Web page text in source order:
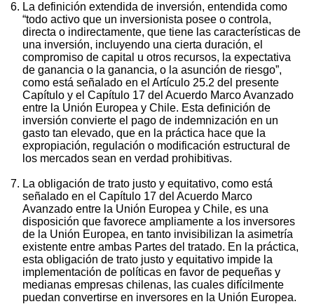
La definición extendida de inversión, entendida como
“todo activo que un inversionista posee o controla,
directa o indirectamente, que tiene las características de
una inversión, incluyendo una cierta duración, el
compromiso de capital u otros recursos, la expectativa
de ganancia o la ganancia, o la asunción de riesgo”,
como está señalado en el Artículo 25.2 del presente
Capítulo y el Capítulo 17 del Acuerdo Marco Avanzado
entre la Unión Europea y Chile. Esta definición de
inversión convierte el pago de indemnización en un
gasto tan elevado, que en la práctica hace que la
expropiación, regulación o modificación estructural de
los mercados sean en verdad prohibitivas.
La obligación de trato justo y equitativo, como está
señalado en el Capítulo 17 del Acuerdo Marco
Avanzado entre la Unión Europea y Chile, es una
disposición que favorece ampliamente a los inversores
de la Unión Europea, en tanto invisibilizan la asimetría
existente entre ambas Partes del tratado. En la práctica,
esta obligación de trato justo y equitativo impide la
implementación de políticas en favor de pequeñas y
medianas empresas chilenas, las cuales difícilmente
puedan convertirse en inversores en la Unión Europea.